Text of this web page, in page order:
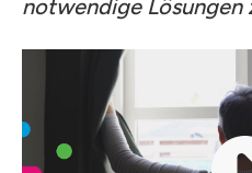
notwendige Lösungen